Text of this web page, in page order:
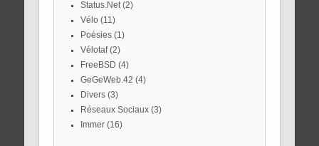
Status.Net(2)
Vélo(11)
Poésies(1)
Vélotaf(2)
FreeBSD (4)
GeGeWeb.42 (4)
Divers(3)
Réseaux Sociaux(3)
Immer(16)